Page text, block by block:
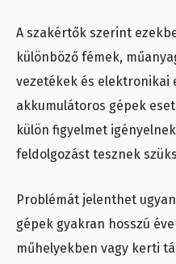
A szakértők szerint
különböző fémek,
vezetékek és elektronikai
akkumulátoros gépek
külön figyelmet
feldolgozást tesznek
Problémát jelenthet
gépek gyakran hosszú
műhelyekben vagy kerti